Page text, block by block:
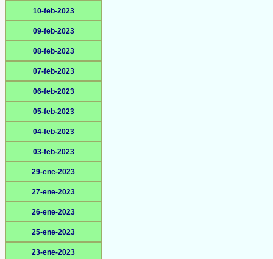
10-feb-2023
09-feb-2023
08-feb-2023
07-feb-2023
06-feb-2023
05-feb-2023
04-feb-2023
03-feb-2023
29-ene-2023
27-ene-2023
26-ene-2023
25-ene-2023
23-ene-2023